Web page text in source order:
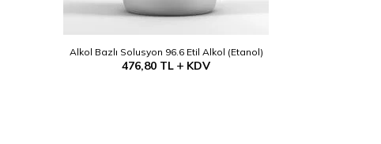
Alkol Bazlı Solusyon 96.6 Etil Alkol (Etanol)
476,80 TL KDV